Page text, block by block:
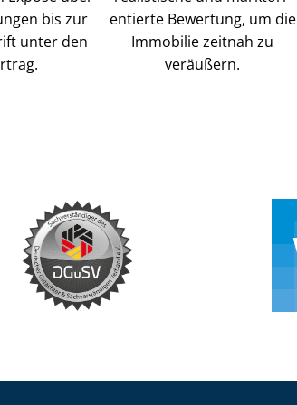
bis zur
unter den
en­tier­te Bewertung, um die
Immobilie zeitnah zu
veräußern.